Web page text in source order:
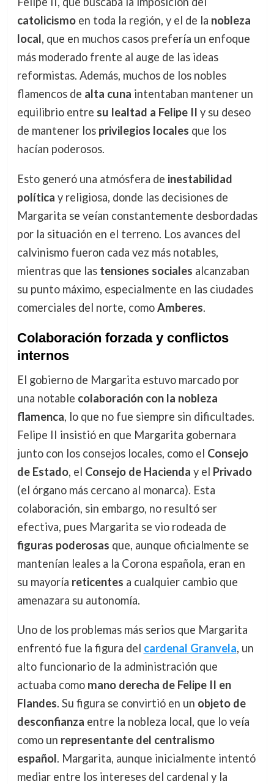
catolicismoen toda la región, y el de la nobleza
local, que en muchos casos prefería un enfoque
más moderado frente al auge de las ideas
reformistas. Además, muchos de los nobles
flamencos de alta cuna intentaban mantener un
equilibrio entre su lealtad a Felipe II y su deseo
de mantener los privilegios locales que los
hacían poderosos.
Esto generó una atmósfera de inestabilidad
política y religiosa, donde las decisiones de
Margarita se veían constantemente desbordadas
por la situación en el terreno. Los avances del
calvinismo fueron cada vez más notables,
mientras que las tensiones sociales alcanzaban
su punto máximo, especialmente en las ciudades
comerciales del norte, comoAmberes.
Colaboración forzada y conflictos
internos
El gobierno de Margarita estuvo marcado por
una notable colaboración con la nobleza
flamenca, lo que no fue siempre sin dificultades.
Felipe II insistió en que Margarita gobernara
junto con los consejos locales, como el Consejo
de Estado, el Consejo de Hacienda y el Privado
(el órgano más cercano al monarca). Esta
colaboración, sin embargo, no resultó ser
efectiva, pues Margarita se vio rodeada de
figuras poderosas que, aunque oficialmente se
mantenían leales a la Corona española, eran en
su mayoría reticentes a cualquier cambio que
amenazara su autonomía.
Uno de los problemas más serios que Margarita
enfrentó fue la figura del cardenal Granvela, un
alto funcionario de la administración que
actuaba como mano derecha de Felipe II en
Flandes. Su figura se convirtió en un objeto de
desconfianza entre la nobleza local, que lo veía
como un representante del centralismo
español. Margarita, aunque inicialmente intentó
mediar entre los intereses del cardenal y la